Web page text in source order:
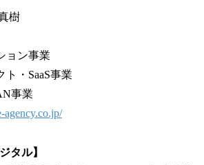
樹
ョン事業
ト・SaaS事業
事業
agency.co.jp/
タル】